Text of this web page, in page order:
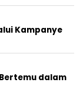
Kampanye
dalam